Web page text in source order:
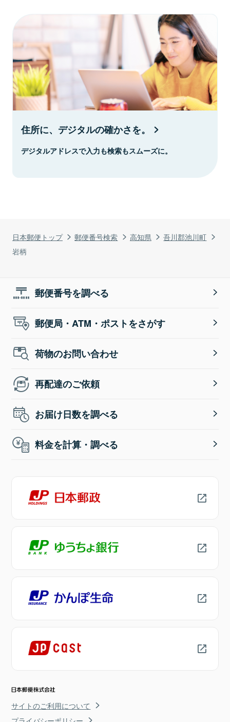
日本郵便トップ 郵便番号検索 高知県
吾川郡池川町
岩柄
住所に、デジタルの確かさを。
デジタルアドレスで入力も検索もスムーズに。
郵便番号を調べる
郵便局・ATM・ポストをさがす
荷物のお問い合わせ
再配達のご依頼
お届け日数を調べる
料金を計算・調べる
サイトのご利用について